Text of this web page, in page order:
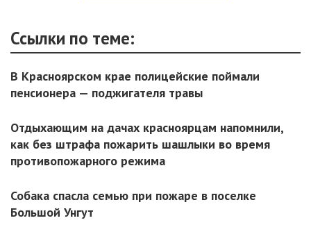
Ссылки по теме:
В Красноярском крае полицейские поймали
пенсионера — поджигателя травы
Отдыхающим на дачах красноярцам напомнили,
как без штрафа пожарить шашлыки во время
противопожарного режима
Собака спасла семью при пожаре в поселке
Большой Унгут